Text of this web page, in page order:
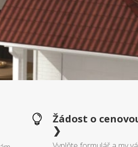

Žádost o
❯